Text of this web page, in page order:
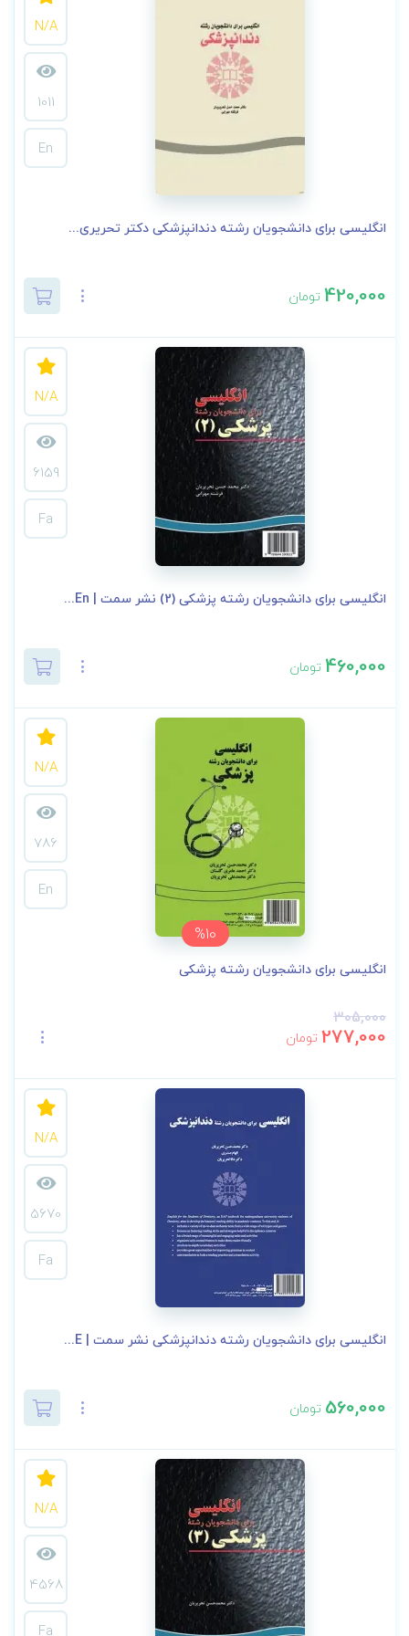
N/A
1011
En
انگلیسی برای دانشجویان رشته دندانپزشکی دکتر تحریری...
420,000تومان
N/A
6159
Fa
انگلیسی برای دانشجویان رشته پزشکی (2) نشر سمت | En...
460,000تومان
%10
N/A
786
En
انگلیسی برای دانشجویان رشته پزشکی
305,000
277,000 تومان
N/A
5670
Fa
انگلیسی برای دانشجویان رشته دندانپزشکی نشر سمت | E...
560,000 تومان
N/A
4568
Fa